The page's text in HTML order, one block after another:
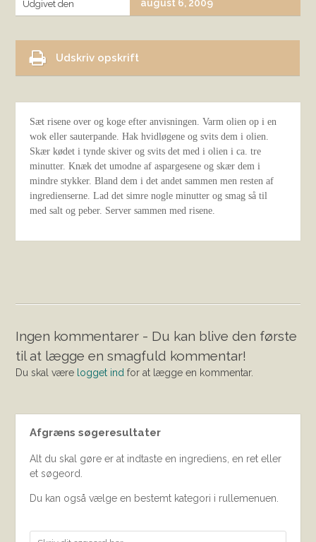
Udgivet den august 6, 2009
Udskriv opskrift
Sæt risene over og koge efter anvisningen. Varm olien op i en
wok eller sauterpande. Hak hvidløgene og svits dem i olien.
Skær kødet i tynde skiver og svits det med i olien i ca. tre
minutter. Knæk det umodne af aspargesene og skær dem i
mindre stykker. Bland dem i det andet sammen men resten af
ingredienserne. Lad det simre nogle minutter og smag så til
med salt og peber. Server sammen med risene.
Ingen kommentarer - Du kan blive den første
til at lægge en smagfuld kommentar!
Du skal være logget ind for at lægge en kommentar.
Afgræns søgeresultater
Alt du skal gøre er at indtaste en ingrediens, en ret eller
et søgeord.
Du kan også vælge en bestemt kategori i rullemenuen.